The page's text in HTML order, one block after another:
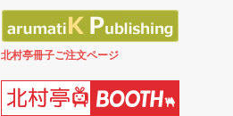
北村亭冊子ご注文ページ